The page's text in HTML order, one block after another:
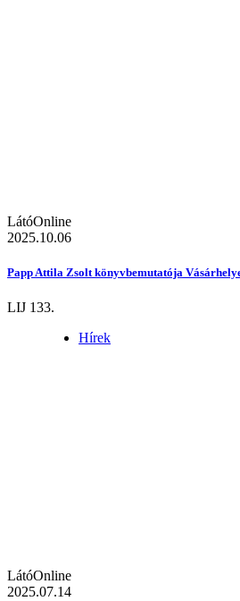
LátóOnline
2025.10.06
Papp Attila Zsolt könyvbemutatója
LIJ 133.
Hírek
LátóOnline
2025.07.14